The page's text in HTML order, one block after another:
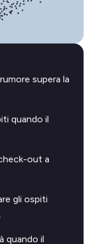
supera la
quando il
out a
gli ospiti
quando il